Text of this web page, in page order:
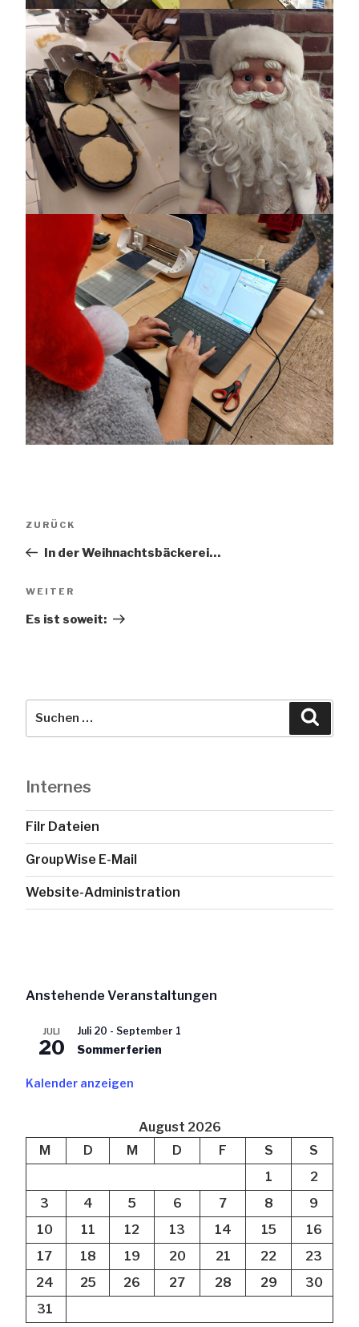
Vorheriger
ZURÜCK
In der Weihnachtsbäckerei…
Nächster
WEITER
Es ist soweit:
nach:
Internes
Filr Dateien
GroupWise E-Mail
Website-Administration
Anstehende Veranstaltungen
JULI
20
Juli 20 - September 1
Sommerferien
Kalender anzeigen
August 2026
M
D M D F S
S
1
2
3
4 5 6 7 8
9
10
11 12 13 14 15
16
17
18 19 20 21 22
23
24
25 26 27 28 29
30
31